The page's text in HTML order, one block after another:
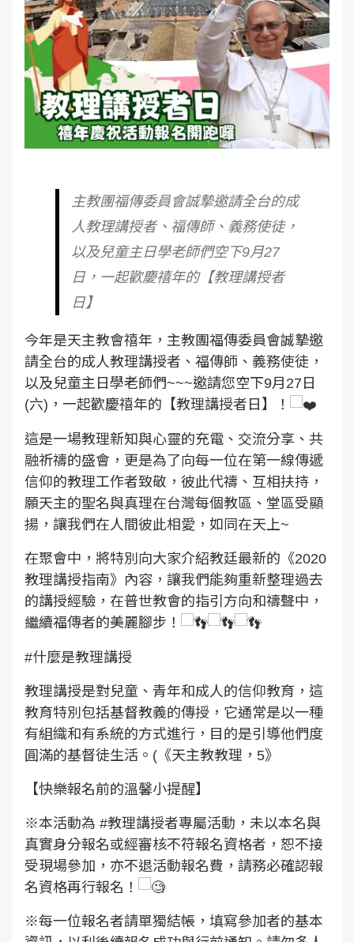
主教團福傳委員會誠摯邀請全台的成
人教理講授者、福傳師、義務使徒，
以及兒童主日學老師們空下9月27
日，一起歡慶禧年的【教理講授者
日】
今年是天主教會禧年，主教團福傳委員會誠摯邀
請全台的成人教理講授者、福傳師、義務使徒，
以及兒童主日學老師們~~~邀請您空下9月27日
(六)，一起歡慶禧年的【教理講授者日】！
這是一場教理新知與心靈的充電、交流分享、共
融祈禱的盛會，更是為了向每一位在第一線傳遞
信仰的教理工作者致敬，彼此代禱、互相扶持，
願天主的聖名與真理在台灣每個教區、堂區受顯
揚，讓我們在人間彼此相愛，如同在天上~
在聚會中，將特別向大家介紹教廷最新的《2020
教理講授指南》內容，讓我們能夠重新整理過去
的講授經驗，在普世教會的指引方向和禱聲中，
繼續福傳者的美麗腳步！
#什麼是教理講授
教理講授是對兒童、青年和成人的信仰教育，這
教育特別包括基督教義的傳授，它通常是以一種
有組織和有系統的方式進行，目的是引導他們度
圓滿的基督徒生活。(《天主教教理，5》
【快樂報名前的溫馨小提醒】
※本活動為 #教理講授者專屬活動 ，未以本名與
真實身分報名或經審核不符報名資格者，恕不接
受現場參加，亦不退活動報名費，請務必確認報
名資格再行報名！
※每一位報名者請單獨結帳，填寫參加者的基本